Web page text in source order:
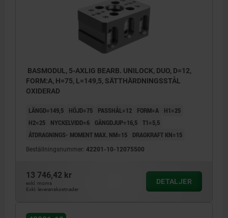
BASMODUL, 5-AXLIG BEARB. UNILOCK, DUO, D=12,
FORM:A, H=75, L=149,5, SÄTTHÄRDNINGSSTÅL
OXIDERAD
LÄNGD=149,5 HÖJD=75 PASSHÅL=12 FORM=A
H1=25
H2=25
NYCKELVIDD=6 GÄNGDJUP=16,5 T1=5,5
ÅTDRAGNINGS- MOMENT MAX. NM=15
DRAGKRAFT KN=15
Beställningsnummer: 42201-10-12075500
13 746,42 kr
exkl. moms
Exkl. leveranskostnader
DETALJER